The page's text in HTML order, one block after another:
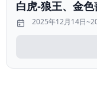
白虎-狼王、金
2025年12月14日